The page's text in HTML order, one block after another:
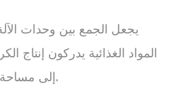
يجعل الجمع بين وحدات
المواد الغذائية يدركون إنتاج
إلى مساحة أقل وميزانية أقل.